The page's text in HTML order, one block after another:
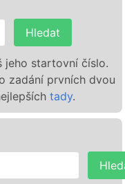
Hledat
jeho startovní číslo.
zadání prvních dvou
tady.